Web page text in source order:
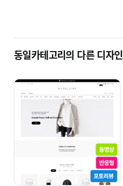
동일카테고리의 다른 디자인